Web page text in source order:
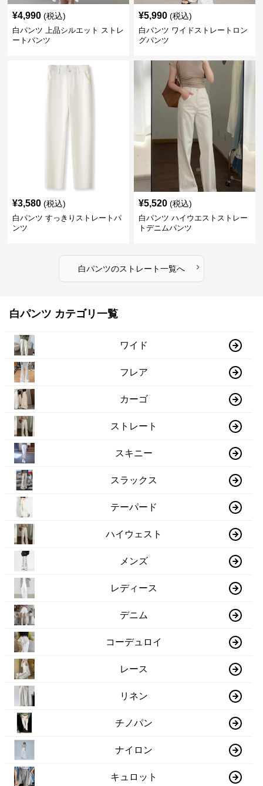
¥4,990 (税込)
白パンツ 上品シルエット ストレ
ートパンツ
¥5,990 (税込)
白パンツ ワイドストレートロン
グパンツ
¥3,580 (税込)
白パンツ すっきりストレートパ
ンツ
¥5,520 (税込)
白パンツ ハイウエストストレー
トデニムパンツ
白パンツのストレート一覧へ ›
白パンツ カテゴリ一覧
ワイド
フレア
カーゴ
ストレート
スキニー
スラックス
テーパード
ハイウェスト
メンズ
レディース
デニム
コーデュロイ
レース
リネン
チノパン
ナイロン
キュロット